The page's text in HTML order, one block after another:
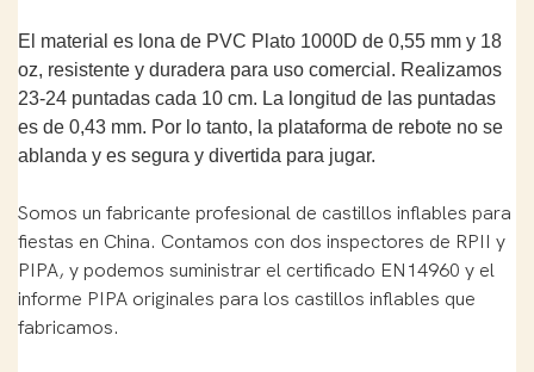
El material es lona de PVC Plato 1000D de 0,55 mm y 18
oz, resistente y duradera para uso comercial. Realizamos
23-24 puntadas cada 10 cm. La longitud de las puntadas
es de 0,43 mm. Por lo tanto, la plataforma de rebote no se
ablanda y es segura y divertida para jugar.
Somos un fabricante profesional de castillos inflables para
fiestas en China. Contamos con dos inspectores de RPII y
PIPA, y podemos suministrar el certificado EN14960 y el
informe PIPA originales para los castillos inflables que
fabricamos.